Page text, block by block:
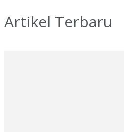
Artikel Terbaru